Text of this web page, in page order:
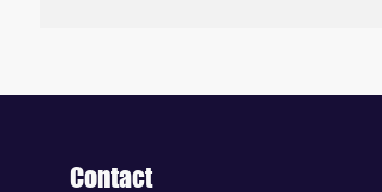
Contact